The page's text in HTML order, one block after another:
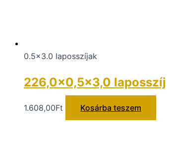
0.5x3.0 laposszíjak
226,0×0,5×3,0 laposszíj
1.608,00Ft Kosárba teszem